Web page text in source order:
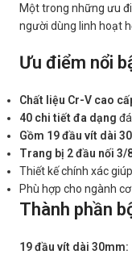
Một trong những ưu
người dùng linh hoạt
Ưu điểm nổi
Chất liệu Cr-V cao
40 chi tiết đa dạng
Gồm 19 đầu vít dài
Trang bị 2 đầu nối 3/
Thiết kế chính xác
Phù hợp cho ngành
Thành phần
19 đầu vít dài 30mm: